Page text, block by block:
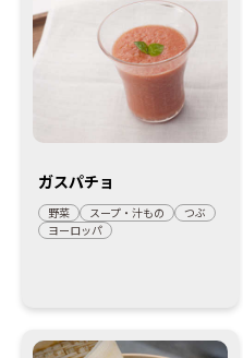
ガスパチョ
野菜 スープ・汁もの
つぶ
ヨーロッパ